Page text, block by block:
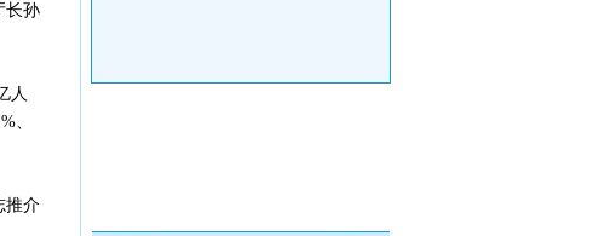
长孙
人
、
推介